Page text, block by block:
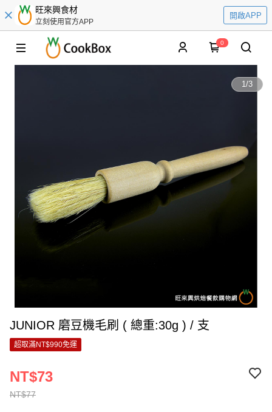
旺來興食材
立刻使用官方APP
開啟APP
0
1/3
JUNIOR 磨豆機毛刷 ( 總重:30g ) / 支
超取滿NT$990免運
NT$77
NT$73